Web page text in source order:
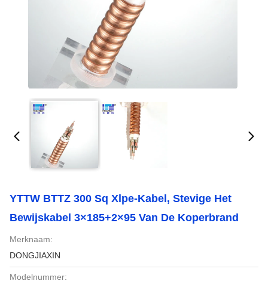
YTTW BTTZ 300 Sq Xlpe-Kabel, Stevige Het
Bewijskabel 3×185+2×95 Van De Koperbrand
Merknaam:
DONGJIAXIN
Modelnummer: